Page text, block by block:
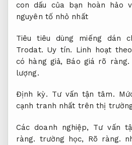
con dấu của bạn hoàn hảo
nguyên tố nhỏ nhất
Tiêu tiêu dùng miếng dán
Trodat. Uy tín. Linh hoạt
có hàng giả, Báo giá rõ ràng.
lượng.
Định kỳ. Tư vấn tận tâm.
cạnh tranh nhất trên thị
Các doanh nghiệp, Tư vấn
ràng. trường học, Rõ ràng.